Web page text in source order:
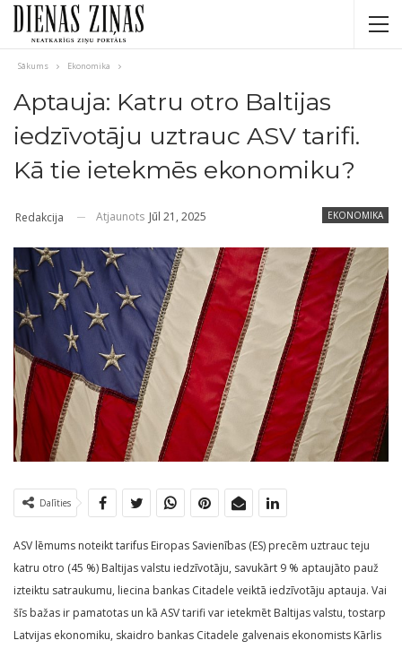
Sākums Ekonomika
Aptauja: Katru otro Baltijas
iedzīvotāju uztrauc ASV tarifi.
Kā tie ietekmēs ekonomiku?
EKONOMIKA
Redakcija Atjaunots Jūl 21, 2025
Dalīties
ASV lēmums noteikt tarifus Eiropas Savienības (ES) precēm uztrauc teju
katru otro (45 %) Baltijas valstu iedzīvotāju, savukārt 9 % aptaujāto pauž
izteiktu satraukumu, liecina bankas Citadele veiktā iedzīvotāju aptauja. Vai
šīs bažas ir pamatotas un kā ASV tarifi var ietekmēt Baltijas valstu, tostarp
Latvijas ekonomiku, skaidro bankas Citadele galvenais ekonomists Kārlis